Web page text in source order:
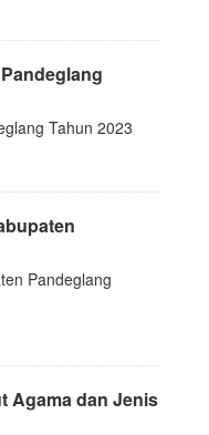
Tahun 2023
Pandeglang
Agama dan Jenis